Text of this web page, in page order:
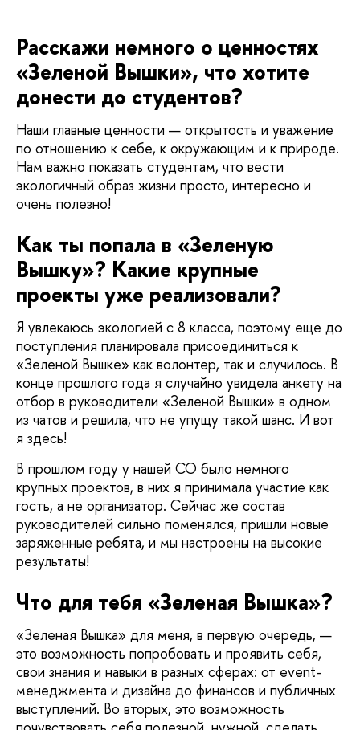
Расскажи немного о ценностях
«Зеленой Вышки», что хотите
донести до студентов?
Наши главные ценности — открытость и уважение
по отношению к себе, к окружающим и к природе.
Нам важно показать студентам, что вести
экологичный образ жизни просто, интересно и
очень полезно!
Как ты попала в «Зеленую
Вышку»? Какие крупные
проекты уже реализовали?
Я увлекаюсь экологией с 8 класса, поэтому еще до
поступления планировала присоединиться к
«Зеленой Вышке» как волонтер, так и случилось. В
конце прошлого года я случайно увидела анкету на
отбор в руководители «Зеленой Вышки» в одном
из чатов и решила, что не упущу такой шанс. И вот
я здесь!
В прошлом году у нашей СО было немного
крупных проектов, в них я принимала участие как
гость, а не организатор. Сейчас же состав
руководителей сильно поменялся, пришли новые
заряженные ребята, и мы настроены на высокие
результаты!
Что для тебя «Зеленая Вышка»?
«Зеленая Вышка» для меня, в первую очередь, —
это возможность попробовать и проявить себя,
свои знания и навыки в разных сферах: от event-
менеджмента и дизайна до финансов и публичных
выступлений. Во вторых, это возможность